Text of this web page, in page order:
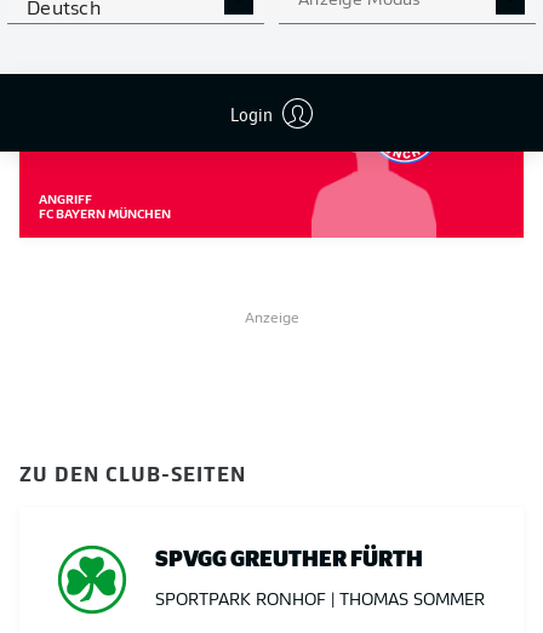
Deutsch
Login
ANGRIFF
FC BAYERN MÜNCHEN
Anzeige
ZU DEN CLUB-SEITEN
SPVGG GREUTHER FÜRTH
SPORTPARK RONHOF | THOMAS SOMMER